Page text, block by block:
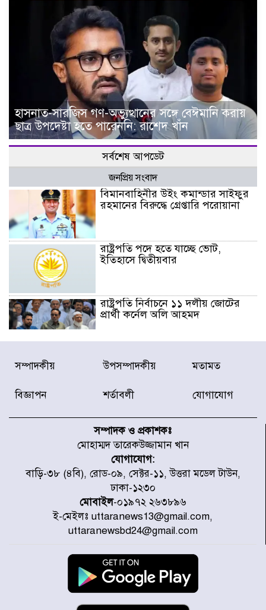
হাসনাত-সারজিস গণ-অভ্যুত্থানের সঙ্গে বেঈমানি করায়
ছাত্র উপদেষ্টা হতে পারেননি: রাশেদ খাঁন
সর্বশেষ আপডেট
জনপ্রিয় সংবাদ
বিমানবাহিনীর উইং কমান্ডার সাইফুর
রহমানের বিরুদ্ধে গ্রেপ্তারি পরোয়ানা
রাষ্ট্রপতি পদে হতে যাচ্ছে ভোট,
ইতিহাসে দ্বিতীয়বার
রাষ্ট্রপতি নির্বাচনে ১১ দলীয় জোটের
প্রার্থী কর্নেল অলি আহমদ
ডিএনসিসির সঙ্গে সমন্বয়ে পরিচ্ছন্নতার
নতুন উদ্যোগ নিকুঞ্জ-টানপাড়ায়
উদ্যোগে উত্তরা ১৩ নং সেক্টর-এ
পরিষ্কার-পরিচ্ছন্নতা অভিযান
ডিএমপির অভিযানে ২৪ ঘণ্টায় গ্রেপ্তার
৫০৪, উদ্ধার মাদক-অস্ত্র
সন্দ্বীপের চরে বিপদে পড়া কচ্ছপ উদ্ধার
সাগরে অবমুক্ত
মাতারবাড়ী পৌঁছে নির্ধারিত কর্মসূচিতে
যোগ দিয়েছেন প্রধানমন্ত্রী
সম্পাদকীয় উপসম্পাদকীয় মতামত
বিজ্ঞাপন শর্তাবলী যোগাযোগ
সম্পাদক ও প্রকাশকঃ
মোহাম্মদ তারেকউজ্জামান খান
যোগাযোগ:
বাড়ি-৩৮ (৪বি), রোড-০৯, সেক্টর-১১, উত্তরা মডেল টাউন,
ঢাকা-১২৩০
মোবাইল-০১৯৭২ ২৬৩৮৯৬
ই-মেইলঃ uttaranews13@gmail.com,
uttaranewsbd24@gmail.com